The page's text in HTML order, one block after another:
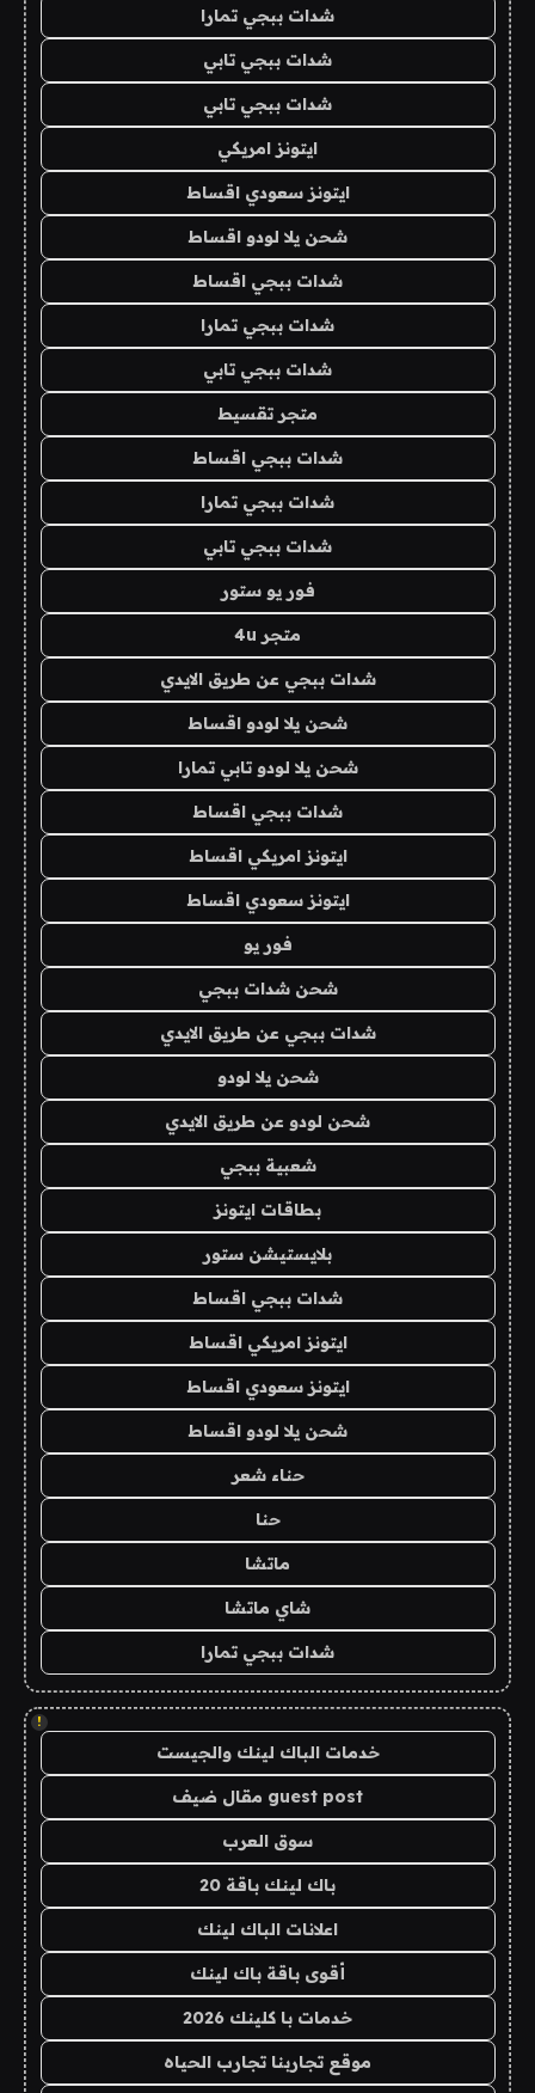
شدات ببجي تمارا
شدات ببجي تابي
شدات ببجي تابي
ايتونز امريكي
ايتونز سعودي اقساط
شحن يلا لودو اقساط
شدات ببجي اقساط
شدات ببجي تمارا
شدات ببجي تابي
متجر تقسيط
شدات ببجي اقساط
شدات ببجي تمارا
شدات ببجي تابي
فور يو ستور
متجر 4u
شدات ببجي عن طريق الايدي
شحن يلا لودو اقساط
شحن يلا لودو تابي تمارا
شدات ببجي اقساط
ايتونز امريكي اقساط
ايتونز سعودي اقساط
فور يو
شحن شدات ببجي
شدات ببجي عن طريق الايدي
شحن يلا لودو
شحن لودو عن طريق الايدي
شعبية ببجي
بطاقات ايتونز
بلايستيشن ستور
شدات ببجي اقساط
ايتونز امريكي اقساط
ايتونز سعودي اقساط
شحن يلا لودو اقساط
حناء شعر
حنا
ماتشا
شاي ماتشا
شدات ببجي تمارا
!
خدمات الباك لينك والجيست
guest post مقال ضيف
سوق العرب
باك لينك باقة 20
اعلانات الباك لينك
أقوى باقة باك لينك
خدمات با كلينك 2026
موقع تجاربنا تجارب الحياه